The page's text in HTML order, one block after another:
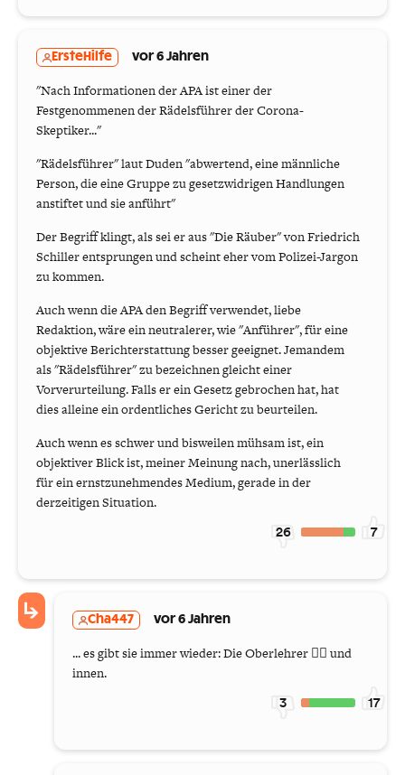
ErsteHilfe vor 6 Jahren
"Nach Informationen der APA ist einer der
Festgenommenen der Rädelsführer der Corona-
Skeptiker..."
"Rädelsführer" laut Duden "abwertend, eine männliche
Person, die eine Gruppe zu gesetzwidrigen Handlungen
anstiftet und sie anführt"
Der Begriff klingt, als sei er aus "Die Räuber" von Friedrich
Schiller entsprungen und scheint eher vom Polizei-Jargon
zu kommen.
Auch wenn die APA den Begriff verwendet, liebe
Redaktion, wäre ein neutralerer, wie "Anführer", für eine
objektive Berichterstattung besser geeignet. Jemandem
als "Rädelsführer" zu bezeichnen gleicht einer
Vorverurteilung. Falls er ein Gesetz gebrochen hat, hat
dies alleine ein ordentliches Gericht zu beurteilen.
Auch wenn es schwer und bisweilen mühsam ist, ein
objektiver Blick ist, meiner Meinung nach, unerlässlich
für ein ernstzunehmendes Medium, gerade in der
derzeitigen Situation.
26 7
Cha447 vor 6 Jahren
... es gibt sie immer wieder: Die Oberlehrer 🤦‍♂️ und
innen.
3 17